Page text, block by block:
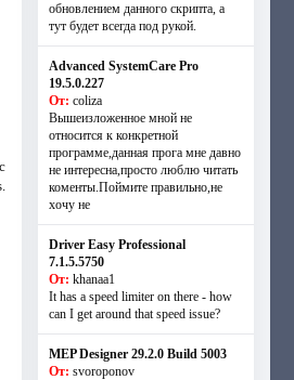
обновлением данного скрипта, а
тут будет всегда под рукой.
Advanced SystemCare Pro
19.5.0.227
От: coliza
Вышеизложенное мной не
относится к конкретной
программе,данная прога мне давно
не интересна,просто люблю читать
коменты.Поймите правильно,не
хочу не
Driver Easy Professional
7.1.5.5750
От: khanaa1
It has a speed limiter on there - how
can I get around that speed issue?
MEP Designer 29.2.0 Build 5003
От: svoroponov